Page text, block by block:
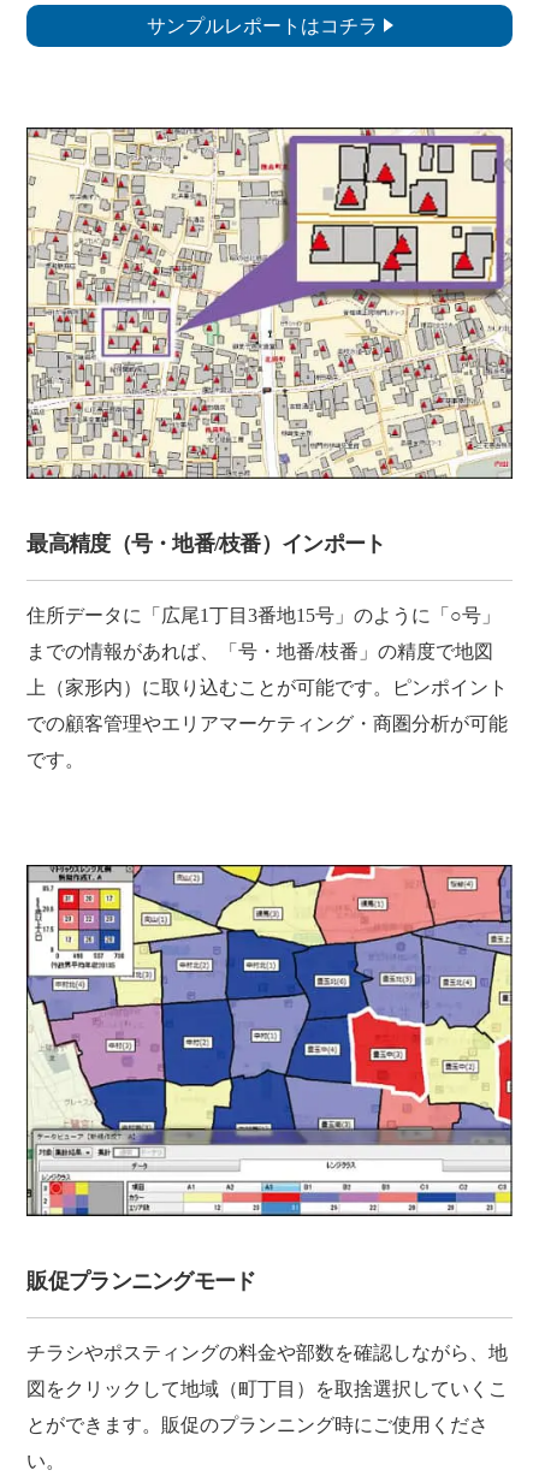
サンプルレポートはコチラ
最高精度（号・地番/枝番）インポート
住所データに「広尾1丁目3番地15号」のように「○号」
までの情報があれば、「号・地番/枝番」の精度で地図
上（家形内）に取り込むことが可能です。ピンポイント
での顧客管理やエリアマーケティング・商圏分析が可能
です。
販促プランニングモード
チラシやポスティングの料金や部数を確認しながら、地
図をクリックして地域（町丁目）を取捨選択していくこ
とができます。販促のプランニング時にご使用くださ
い。